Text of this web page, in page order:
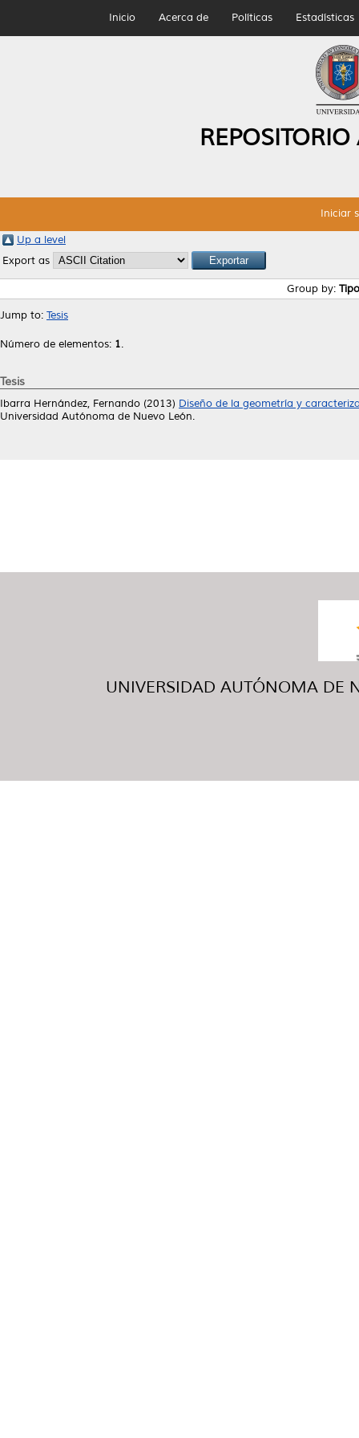
Inicio Acerca de Políticas Estadísticas
Iniciar
Up a level
Export as
Group by:
Jump to: Tesis
Número de elementos: 1.
Tesis
Ibarra Hernández, Fernando (2013) Diseño de la geometría y
Universidad Autónoma de Nuevo León.
UNIVERSIDAD AUTÓNOMA DE